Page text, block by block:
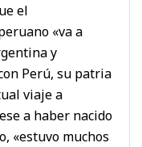
el
«va a
y
Perú, su patria
viaje a
a haber nacido
«estuvo muchos